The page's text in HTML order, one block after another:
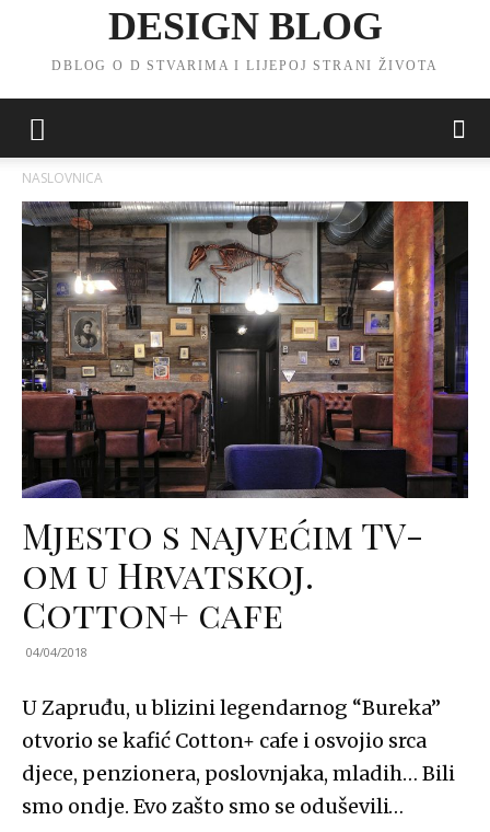
DESIGN BLOG
DBLOG O D STVARIMA I LIJEPOJ STRANI ŽIVOTA
NASLOVNICA
Mjesto s najvećim TV-
om u Hrvatskoj.
Cotton+ cafe
04/04/2018
U Zapruđu, u blizini legendarnog “Bureka”
otvorio se kafić Cotton+ cafe i osvojio srca
djece, penzionera, poslovnjaka, mladih… Bili
smo ondje. Evo zašto smo se oduševili…